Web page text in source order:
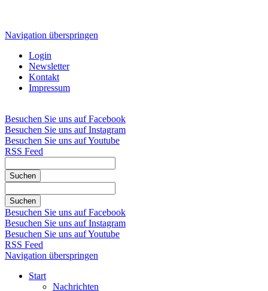
Navigation überspringen
Login
Newsletter
Kontakt
Impressum
Besuchen Sie uns auf Facebook
Besuchen Sie uns auf Instagram
Besuchen Sie uns auf Youtube
RSS Feed
Suchen
Suchen
Besuchen Sie uns auf Facebook
Besuchen Sie uns auf Instagram
Besuchen Sie uns auf Youtube
RSS Feed
Navigation überspringen
Start
Nachrichten